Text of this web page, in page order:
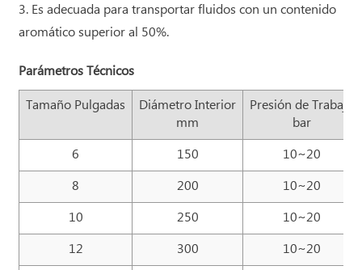
3. Es adecuada para transportar fluidos con un contenido
aromático superior al 50%.
Parámetros Técnicos
Tamaño Pulgadas
Diámetro Interior
mm
Presión de Trabajo
bar
6
150
10~20
8
200
10~20
10
250
10~20
12
300
10~20